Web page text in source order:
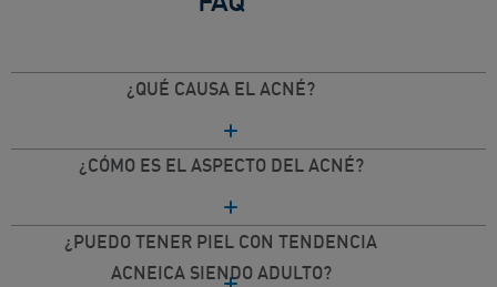
¿QUÉ CAUSA EL ACNÉ?
¿CÓMO ES EL ASPECTO DEL ACNÉ?
¿PUEDO TENER PIEL CON TENDENCIA
ACNEICA SIENDO ADULTO?